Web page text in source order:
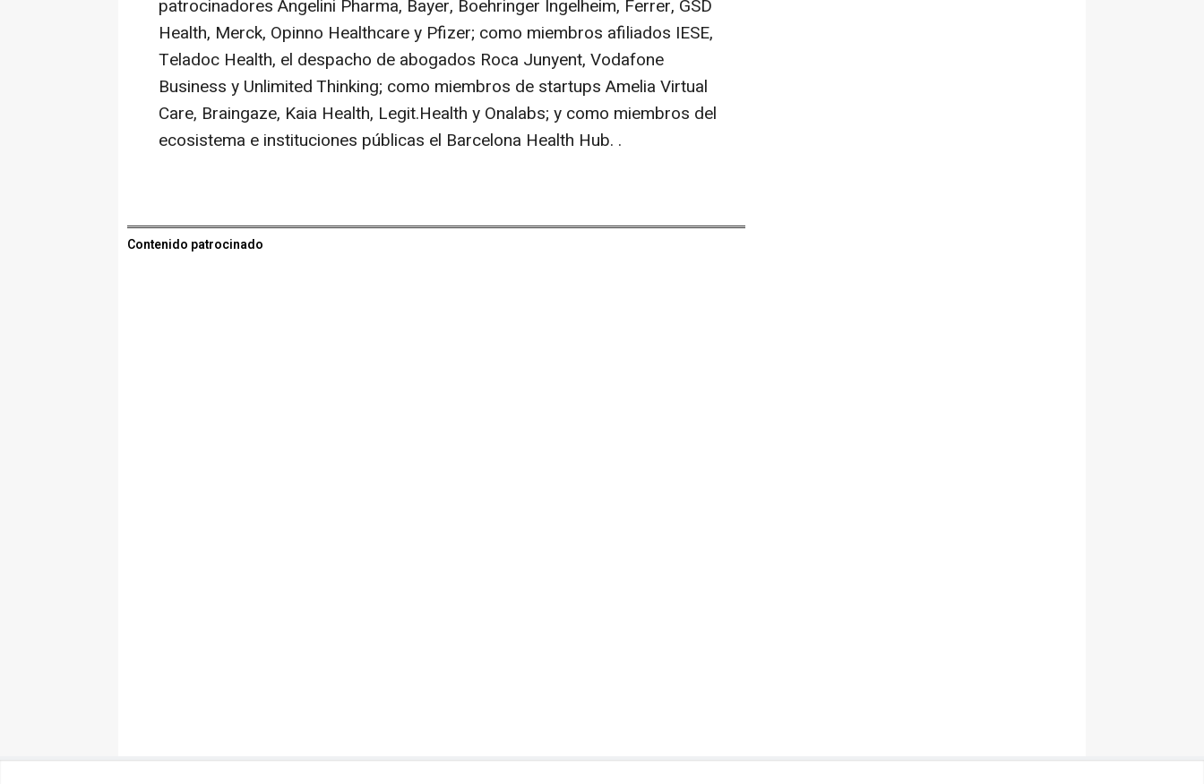
patrocinadores Angelini Pharma, Bayer, Boehringer Ingelheim, Ferrer, GSD
Health, Merck, Opinno Healthcare y Pfizer; como miembros afiliados IESE,
Teladoc Health, el despacho de abogados Roca Junyent, Vodafone
Business y Unlimited Thinking; como miembros de startups Amelia Virtual
Care, Braingaze, Kaia Health, Legit.Health y Onalabs; y como miembros del
ecosistema e instituciones públicas el Barcelona Health Hub. .
Contenido patrocinado